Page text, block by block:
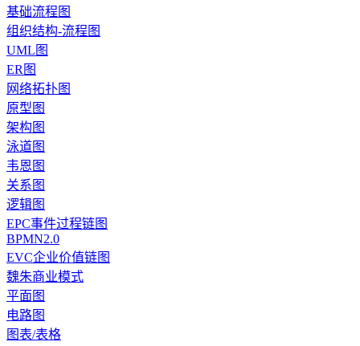
基础流程图
组织结构-流程图
UML图
ER图
网络拓扑图
原型图
架构图
泳道图
韦恩图
关系图
逻辑图
EPC事件过程链图
BPMN2.0
EVC企业价值链图
魏朱商业模式
平面图
电路图
图表/表格